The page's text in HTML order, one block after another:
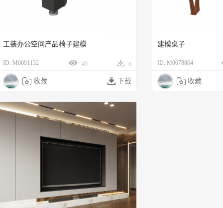
工装办公空间产品椅子建模
ID: M0091132 49 0
 收藏  下载
建模桌子
ID: M0078864
 收藏